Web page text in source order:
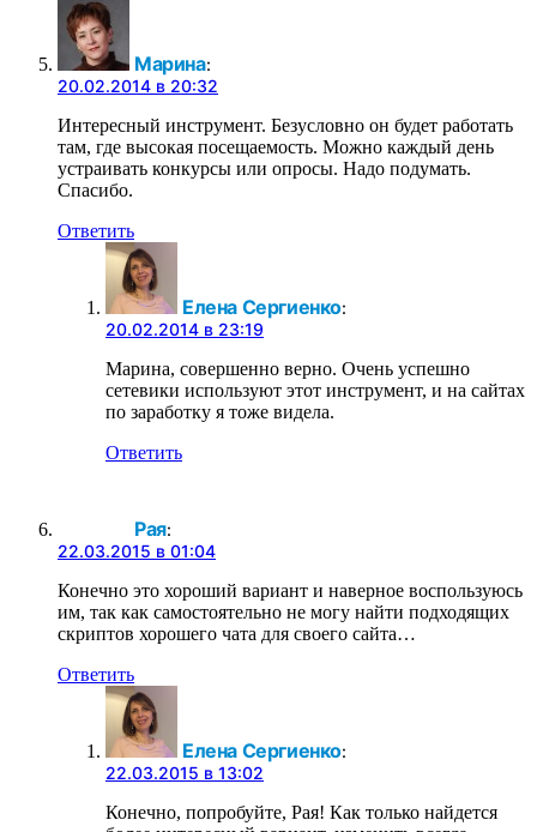
Марина:
20.02.2014 в 20:32
Интересный инструмент. Безусловно он будет работать
там, где высокая посещаемость. Можно каждый день
устраивать конкурсы или опросы. Надо подумать.
Спасибо.
Ответить
Елена Сергиенко:
20.02.2014 в 23:19
Марина, совершенно верно. Очень успешно
сетевики используют этот инструмент, и на сайтах
по заработку я тоже видела.
Ответить
Рая:
22.03.2015 в 01:04
Конечно это хороший вариант и наверное воспользуюсь
им, так как самостоятельно не могу найти подходящих
скриптов хорошего чата для своего сайта…
Ответить
Елена Сергиенко:
22.03.2015 в 13:02
Конечно, попробуйте, Рая! Как только найдется